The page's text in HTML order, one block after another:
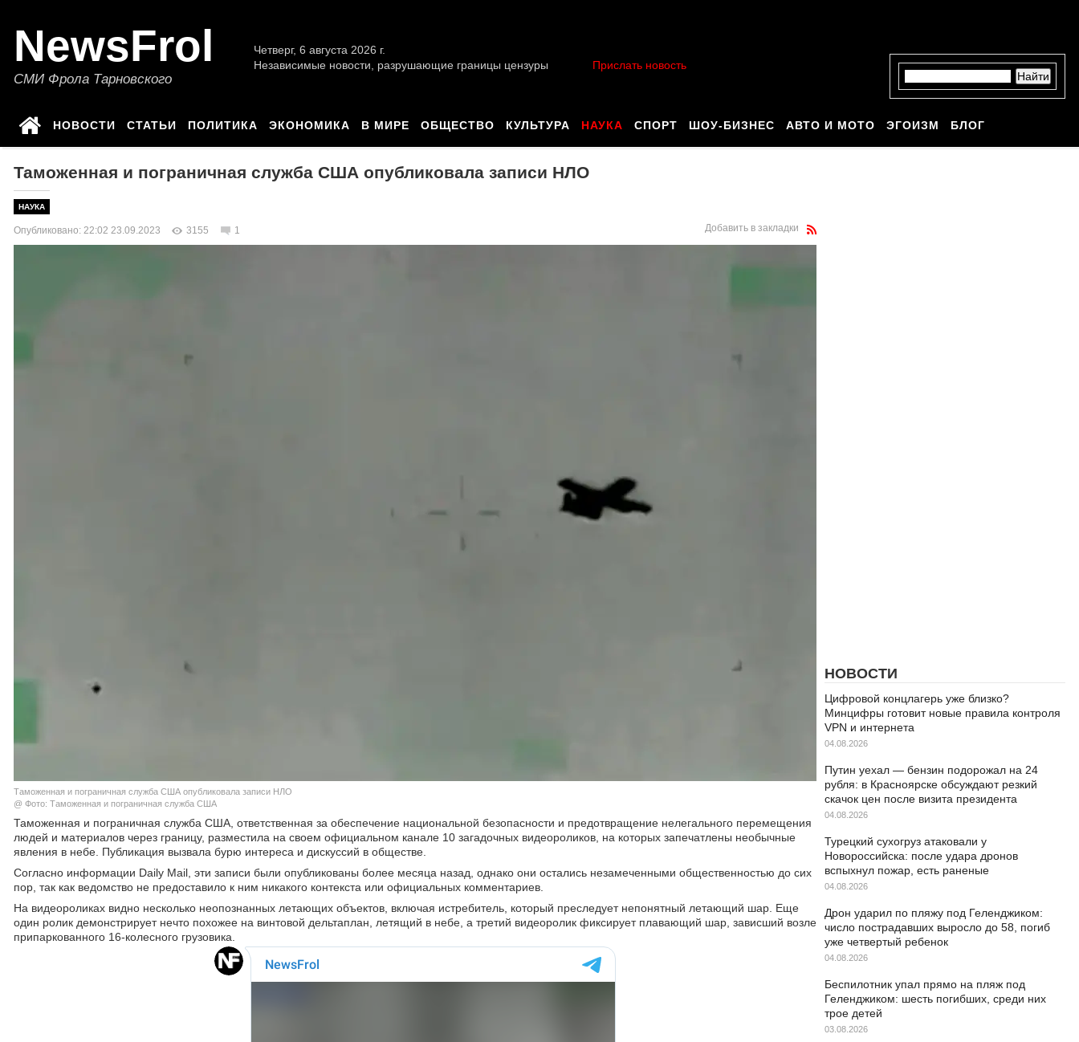
NewsFrol
СМИ Фрола Тарновского
Четверг, 6 августа 2026 г.
Независимые новости, разрушающие границы цензуры
Прислать новость
НОВОСТИ СТАТЬИ ПОЛИТИКА ЭКОНОМИКА В МИРЕ ОБЩЕСТВО КУЛЬТУРА НАУКА СПОРТ ШОУ-БИЗНЕС АВТО И МОТО ЭГОИЗМ БЛОГ
Таможенная и пограничная служба США опубликовала записи НЛО
НАУКА
Опубликовано: 22:02 23.09.2023 3155 1 Добавить в закладки
Таможенная и пограничная служба США опубликовала записи НЛО
@ Фото: Таможенная и пограничная служба США
Таможенная и пограничная служба США, ответственная за обеспечение национальной безопасности и предотвращение нелегального перемещения
людей и материалов через границу, разместила на своем официальном канале 10 загадочных видеороликов, на которых запечатлены необычные
явления в небе. Публикация вызвала бурю интереса и дискуссий в обществе.
Согласно информации Daily Mail, эти записи были опубликованы более месяца назад, однако они остались незамеченными общественностью до сих
пор, так как ведомство не предоставило к ним никакого контекста или официальных комментариев.
На видеороликах видно несколько неопознанных летающих объектов, включая истребитель, который преследует непонятный летающий шар. Еще
один ролик демонстрирует нечто похожее на винтовой дельтаплан, летящий в небе, а третий видеоролик фиксирует плавающий шар, зависший возле
припаркованного 16-колесного грузовика.
НОВОСТИ
Цифровой концлагерь уже близко?
Минцифры готовит новые правила контроля
VPN и интернета
04.08.2026
Путин уехал — бензин подорожал на 24
рубля: в Красноярске обсуждают резкий
скачок цен после визита президента
04.08.2026
Турецкий сухогруз атаковали у
Новороссийска: после удара дронов
вспыхнул пожар, есть раненые
04.08.2026
Дрон ударил по пляжу под Геленджиком:
число пострадавших выросло до 58, погиб
уже четвертый ребенок
04.08.2026
Беспилотник упал прямо на пляж под
Геленджиком: шесть погибших, среди них
трое детей
03.08.2026